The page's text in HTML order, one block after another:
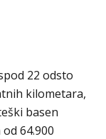
22 odsto
kilometara,
basen
64.900